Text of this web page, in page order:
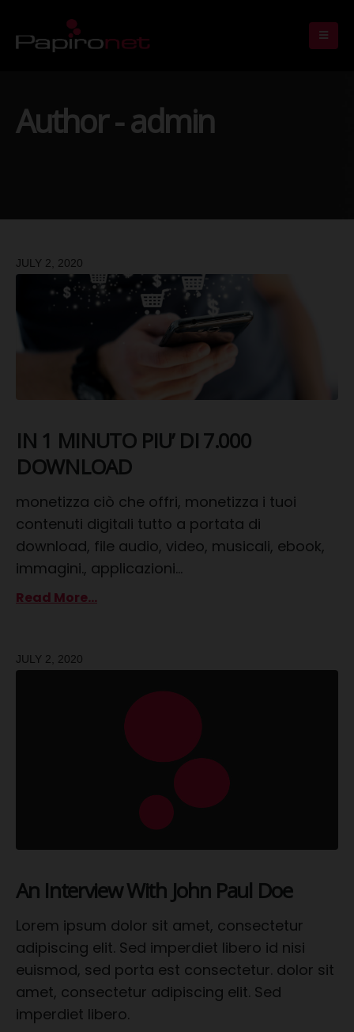
Author - admin
IN 1 MINUTO PIU’ DI 7.000
DOWNLOAD
monetizza ciò che offri, monetizza i tuoi
contenuti digitali tutto a portata di
download, file audio, video, musicali, ebook,
immagini., applicazioni...
JULY 2, 2020
Read More...
An Interview With John Paul Doe
Lorem ipsum dolor sit amet, consectetur
adipiscing elit. Sed imperdiet libero id nisi
euismod, sed porta est consectetur. dolor sit
amet, consectetur adipiscing elit. Sed
imperdiet libero.
JULY 2, 2020